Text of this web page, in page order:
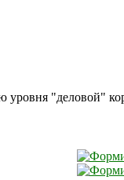
уровня "деловой"